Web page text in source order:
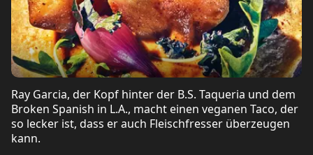
Ray Garcia, der Kopf hinter der B.S. Taqueria und dem
Broken Spanish in L.A., macht einen veganen Taco, der
so lecker ist, dass er auch Fleischfresser überzeugen
kann.